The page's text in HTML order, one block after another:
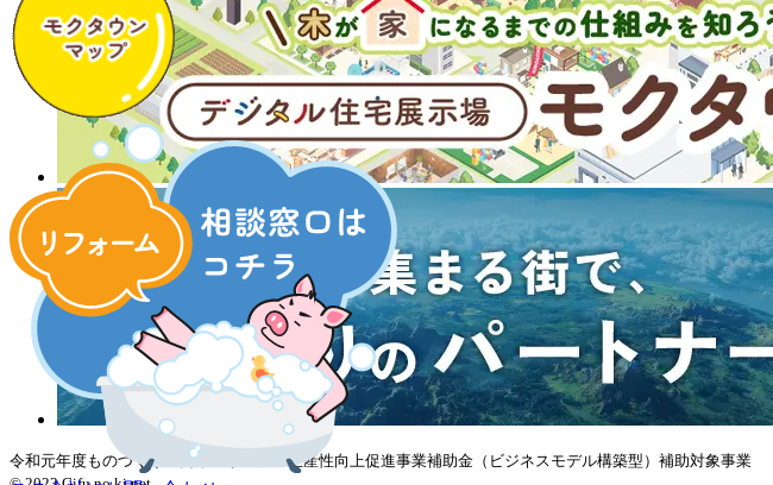
令和元年度ものづくり・商業・サービス生産性向上促進事業補助金（ビジネスモデル構築型）補助対象事業